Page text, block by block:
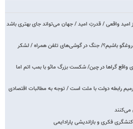
واقعی / قدرتِ امید / جهان می‌تواند جای بهتری باشد
باشیم؟/ جنگ در گوشی‌های تلفن همراه / لشکر
واقع گراها در چین/ شکست بزرگ مائو با بمب اتم اما
رابطه دولت با ملت است / توجه به مطالبات اقتصادی
می‌کنند
فکری و بازاندیشی پارادایمی